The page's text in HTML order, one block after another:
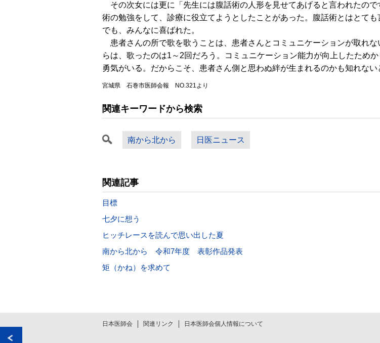
その次女には更に「先生には腹話術の人形を見せてあげると言われたの
術の勉強をして、診療に役立てようとしたことがあった。腹話術とはとて
でも、みんなに喜ばれた。
患者さんの所で歌を歌うことは、患者さんとコミュニケーションが取れ
らは、歌ったのは1～2回だろう。コミュニケーション能力が向上したため
勇気がいる。だからこそ、患者さん側と思わぬ絆が生まれるのかも知れない
宮城県 石巻市医師会報 NO.321より
関連キーワードから検索
南から北から 日医ニュース
関連記事
目標
七夕に想う
ヒッチレースを読んで思い出した夏
南から北から 令和7年度 表彰作品発表
矩（かね）を求めて
日本医師会 関連リンク 日本医師会個人情報について